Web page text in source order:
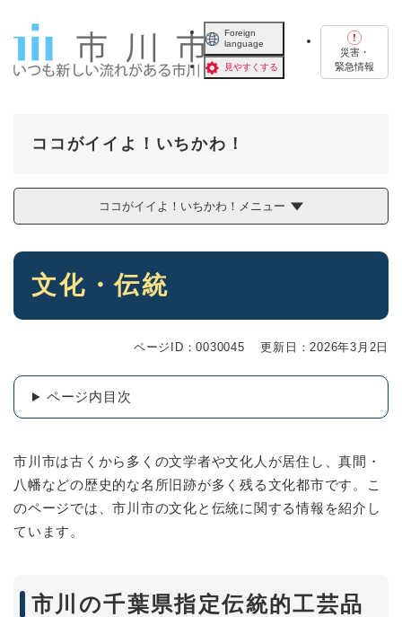
Foreign
language
見やすくする
災害・
緊急情報
ココがイイよ！いちかわ！
ココがイイよ！いちかわ！メニュー
本
文化・伝統
ページID：0030045 更新日：2026年3月2日
ページ内目次
市川市は古くから多くの文学者や文化人が居住し、真間・
八幡などの歴史的な名所旧跡が多く残る文化都市です。こ
のページでは、市川市の文化と伝統に関する情報を紹介し
ています。
市川の千葉県指定伝統的工芸品